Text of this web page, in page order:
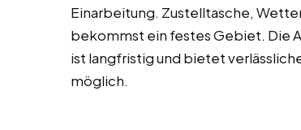
Einarbeitung. Zustelltasche,
bekommst ein festes Gebiet. Die
ist langfristig und bietet
möglich.